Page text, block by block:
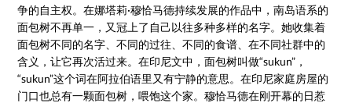
争的自主权。在娜塔莉·穆恰马德持续发展的作品中，南岛语系的
面包树不再单一，又冠上了自己以往多种多样的名字。她收集着
面包树不同的名字、不同的过往、不同的食谱、在不同社群中的
含义，让它再次活过来。在印尼文中，面包树叫做“sukun”，
“sukun”这个词在阿拉伯语里又有宁静的意思。在印尼家庭房屋的
门口也总有一颗面包树，喂饱这个家。穆恰马德在刚开幕的日惹